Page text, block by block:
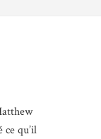
ce qu’il